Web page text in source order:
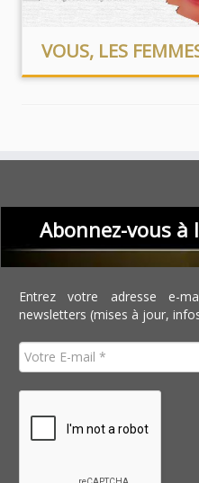
VOUS, LES
Abonnez-vous
Entrez votre adresse e-
newsletters (mises à jour,